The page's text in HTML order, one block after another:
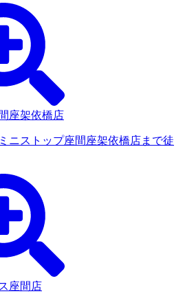
ミニストップ座間座架依橋店まで徒